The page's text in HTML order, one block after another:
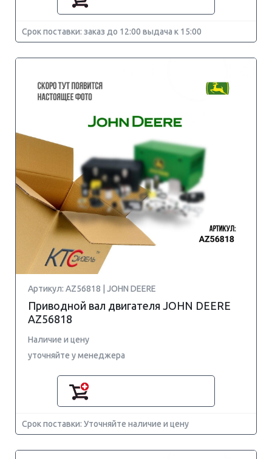
Срок поставки: заказ до 12:00 выдача к 15:00
Артикул: AZ56818 | JOHN DEERE
Приводной вал двигателя JOHN DEERE
AZ56818
Наличие и цену
уточняйте у менеджера
Срок поставки: Уточняйте наличие и цену